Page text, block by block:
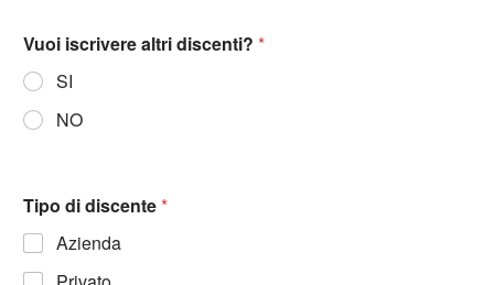
Vuoi iscrivere altri discenti? *
SI
NO
Tipo di discente*
Azienda